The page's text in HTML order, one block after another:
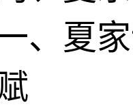
、夏家